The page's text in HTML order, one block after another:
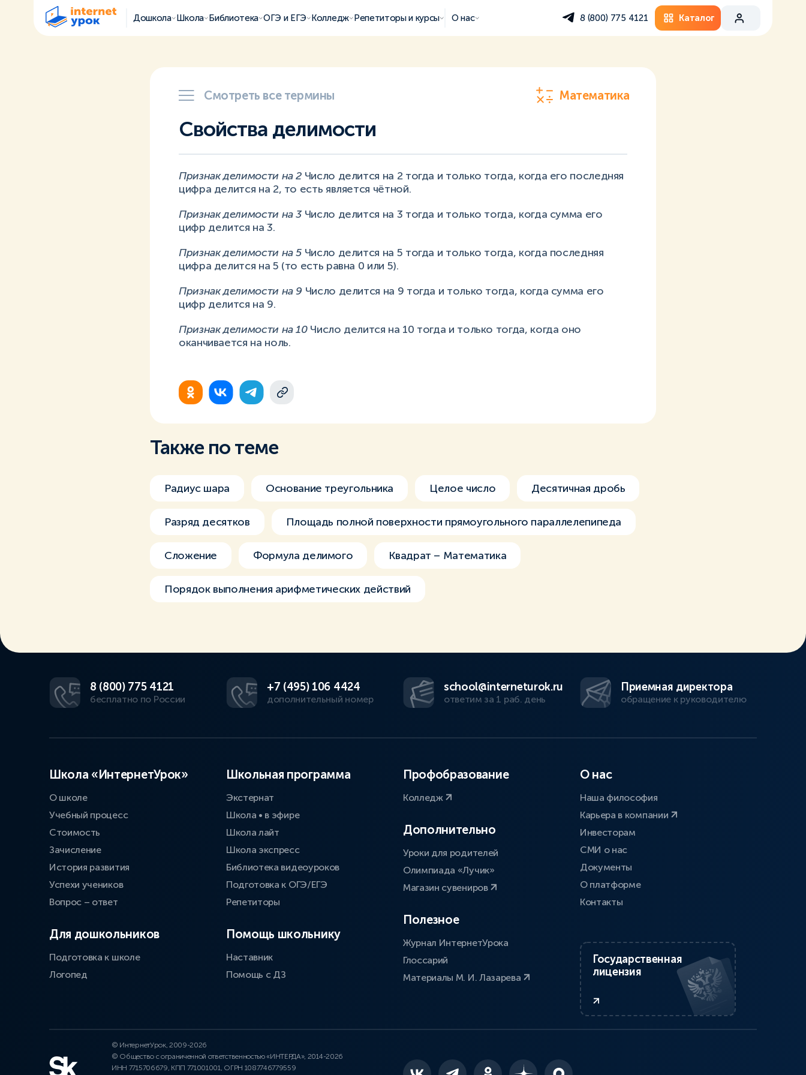
Дошкола Школа Библиотека ОГЭ и ЕГЭ Колледж Репетиторы и курсы О нас 8 (800) 775 4121 Каталог
Смотреть все термины Математика
Свойства делимости
Признак делимости на 2 Число делится на 2 тогда и только тогда, когда его последняя
цифра делится на 2, то есть является чётной.
Признак делимости на 3Число делится на 3 тогда и только тогда, когда сумма его
цифр делится на 3.
Признак делимости на 5 Число делится на 5 тогда и только тогда, когда последняя
цифра делится на 5 (то есть равна 0 или 5).
Признак делимости на 9 Число делится на 9 тогда и только тогда, когда сумма его
цифр делится на 9.
Признак делимости на 10Число делится на 10 тогда и только тогда, когда оно
оканчивается на ноль.
Также по теме
Радиус шара Основание треугольника Целое число Десятичная дробь
Разряд десятков Площадь полной поверхности прямоугольного параллелепипеда
Сложение Формула делимого Квадрат – Математика
Порядок выполнения арифметических действий
8 (800) 775 4121
бесплатно по России
+7 (495) 106 4424
дополнительный номер
school@interneturok.ru
ответим за 1 раб. день
Приемная директора
обращение к руководителю
Школа «ИнтернетУрок»
О школе
Учебный процесс
Стоимость
Зачисление
История развития
Успехи учеников
Вопрос – ответ
Для дошкольников
Подготовка к школе
Логопед
Школьная программа
Экстернат
Школа • в эфире
Школа лайт
Школа экспресс
Библиотека видеоуроков
Подготовка к ОГЭ/ЕГЭ
Репетиторы
Помощь школьнику
Наставник
Помощь с ДЗ
Профобразование
Колледж
Дополнительно
Уроки для родителей
Олимпиада «Лучик»
Магазин сувениров
Полезное
Журнал ИнтернетУрока
Глоссарий
Материалы М. И. Лазарева
О нас
Наша философия
Карьера в компании
Инвесторам
СМИ о нас
Документы
О платформе
Контакты
Государственная
лицензия
© ИнтернетУрок, 2009-2026
© Общество с ограниченной ответственностью «ИНТЕРДА», 2014-2026
ИНН 7715706679, КПП 771001001, ОГРН 1087746779559